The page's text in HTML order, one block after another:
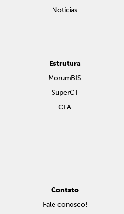
Notícias
Estrutura
MorumBIS
SuperCT
CFA
Contato
Fale conosco!